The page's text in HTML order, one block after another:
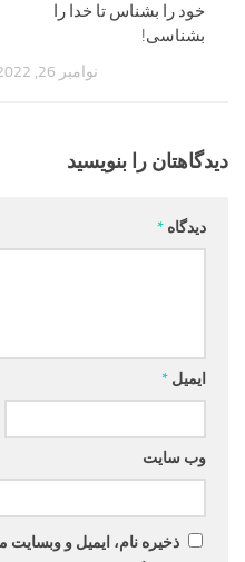
خود را بشناس تا خدا را
بشناسی!
نوامبر 26, 2022
دیدگاهتان را بنویسید
دیدگاه *
ایمیل *
وب‌ سایت
ذخیره نام، ایمیل و